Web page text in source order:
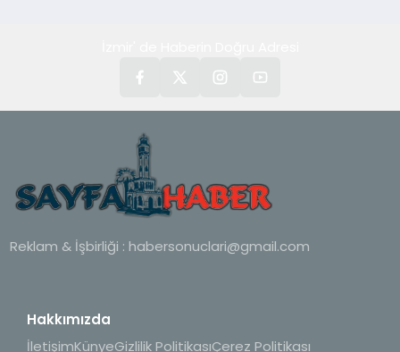
Reklam & İşbirliği : habersonuclari@gmail.com
Hakkımızda
İletişimKünyeGizlilik PolitikasıÇerez Politikası